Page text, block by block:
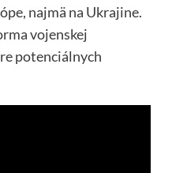
najmä na Ukrajine.
vojenskej
potenciálnych